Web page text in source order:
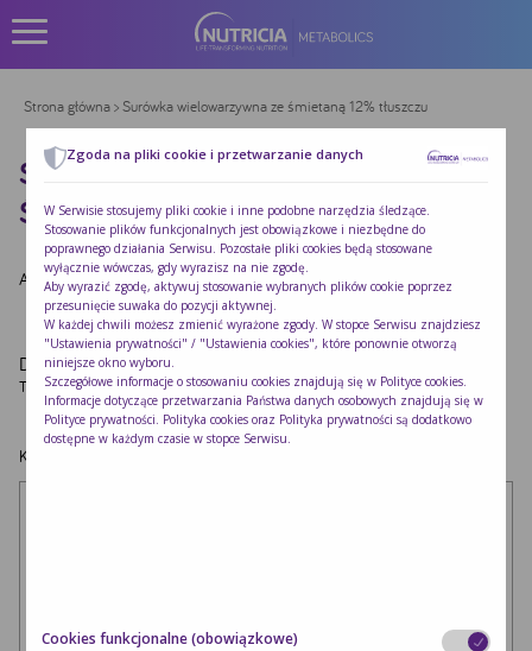
Strona główna> Surówka wielowarzywna ze śmietaną 12% tłuszczu
SURÓWKA WIELOWARZYWNA ZE
ŚMIETANĄ 12% TŁUSZCZU
Autor:Redakcja Nutricia|Opublikowano:2022-10-24
Dodaj komentarz
Twój adres e-mail nie zostanie opublikowany. Wymagane pola są oznaczone
Komentarz
Zgoda na pliki cookie i przetwarzanie danych
W Serwisie stosujemy pliki cookie i inne podobne narzędzia śledzące.
Stosowanie plików funkcjonalnych jest obowiązkowe i niezbędne do
poprawnego działania Serwisu. Pozostałe pliki cookies będą stosowane
wyłącznie wówczas, gdy wyrazisz na nie zgodę.
Aby wyrazić zgodę, aktywuj stosowanie wybranych plików cookie poprzez
przesunięcie suwaka do pozycji aktywnej.
W każdej chwili możesz zmienić wyrażone zgody. W stopce Serwisu znajdziesz
"Ustawienia prywatności" / "Ustawienia cookies", które ponownie otworzą
niniejsze okno wyboru.
Szczegółowe informacje o stosowaniu cookies znajdują się w Polityce cookies
Informacje dotyczące przetwarzania Państwa danych osobowych znajdują się w
Polityce prywatności . Polityka cookies oraz Polityka prywatności są dodatkowo
dostępne w każdym czasie w stopce Serwisu.
Cookies funkcjonalne (obowiązkowe)